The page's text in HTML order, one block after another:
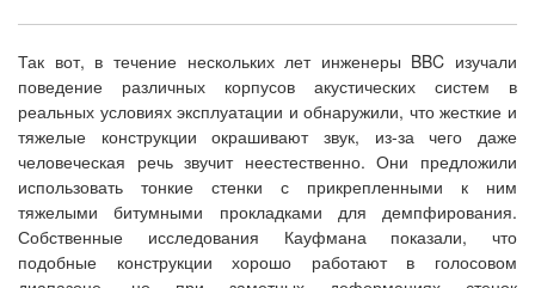
Так вот, в течение нескольких лет инженеры BBC изучали
поведение различных корпусов акустических систем в
реальных условиях эксплуатации и обнаружили, что жесткие и
тяжелые конструкции окрашивают звук, из-за чего даже
человеческая речь звучит неестественно. Они предложили
использовать тонкие стенки с прикрепленными к ним
тяжелыми битумными прокладками для демпфирования.
Собственные исследования Кауфмана показали, что
подобные конструкции хорошо работают в голосовом